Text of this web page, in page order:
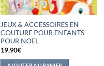
JEUX & ACCESSOIRES EN
COUTURE POUR ENFANTS
POUR NOEL
19,90€